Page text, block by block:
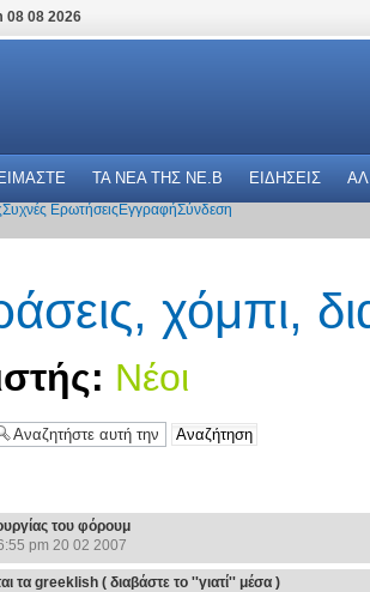
08 08 2026
ΤΑ ΝΕΑ THΣ NE.B ΕΙΔΗΣΕΙΣ
Συχνές Ερωτήσεις ΕγγραφήΣύνδεση
χόμπι,
Νέοι
του φόρουμ
pm 20 02 2007
τα greeklish ( διαβάστε το ''γιατί'' μέσα )